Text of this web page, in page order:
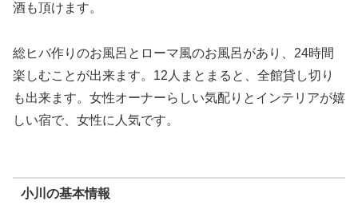
酒も頂けます。
総ヒバ作りのお風呂とローマ風のお風呂があり、24時間
楽しむことが出来ます。12人まとまると、全館貸し切り
も出来ます。女性オーナーらしい気配りとインテリアが嬉
しい宿で、女性に人気です。
小川の基本情報